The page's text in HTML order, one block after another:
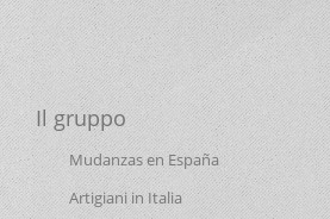
Il gruppo
Mudanzas en España
Artigiani in Italia